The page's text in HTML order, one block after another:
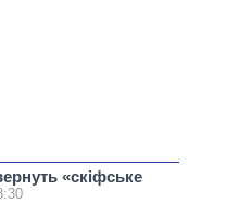
«скіфське